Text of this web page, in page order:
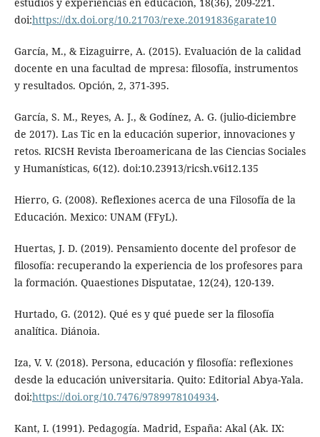
doi:https://dx.doi.org/10.21703/rexe.20191836garate10
García, M., & Eizaguirre, A. (2015). Evaluación de la calidad
docente en una facultad de mpresa: filosofía, instrumentos
y resultados. Opción, 2, 371-395.
García, S. M., Reyes, A. J., & Godínez, A. G. (julio-diciembre
de 2017). Las Tic en la educación superior, innovaciones y
retos. RICSH Revista Iberoamericana de las Ciencias Sociales
y Humanísticas, 6(12). doi:10.23913/ricsh.v6i12.135
Hierro, G. (2008). Reflexiones acerca de una Filosofía de la
Educación. Mexico: UNAM (FFyL).
Huertas, J. D. (2019). Pensamiento docente del profesor de
filosofía: recuperando la experiencia de los profesores para
la formación. Quaestiones Disputatae, 12(24), 120-139.
Hurtado, G. (2012). Qué es y qué puede ser la filosofía
analítica. Diánoia.
Iza, V. V. (2018). Persona, educación y filosofía: reflexiones
desde la educación universitaria. Quito: Editorial Abya-Yala.
doi:https://doi.org/10.7476/9789978104934.
Kant, I. (1991). Pedagogía. Madrid, España: Akal (Ak. IX: